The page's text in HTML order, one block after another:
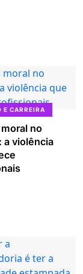
E CARREIRA
no
a violência